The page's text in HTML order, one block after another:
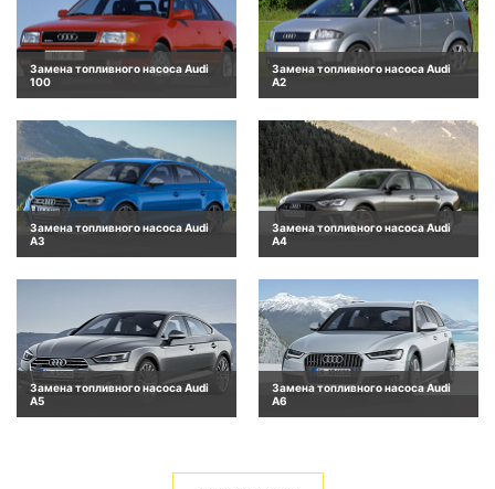
Замена топливного насоса Audi
100
Замена топливного насоса Audi
A2
Замена топливного насоса Audi
A3
Замена топливного насоса Audi
A4
Замена топливного насоса Audi
A5
Замена топливного насоса Audi
A6